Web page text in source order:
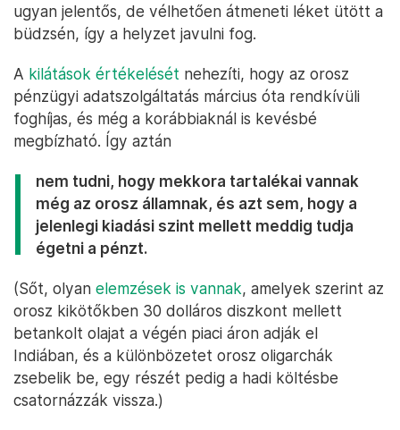
ugyan jelentős, de vélhetően átmeneti léket ütött a
büdzsén, így a helyzet javulni fog.
A kilátások értékelését nehezíti, hogy az orosz
pénzügyi adatszolgáltatás március óta rendkívüli
foghíjas, és még a korábbiaknál is kevésbé
megbízható. Így aztán
nem tudni, hogy mekkora tartalékai vannak
még az orosz államnak, és azt sem, hogy a
jelenlegi kiadási szint mellett meddig tudja
égetni a pénzt.
(Sőt, olyan elemzések is vannak, amelyek szerint az
orosz kikötőkben 30 dolláros diszkont mellett
betankolt olajat a végén piaci áron adják el
Indiában, és a különbözetet orosz oligarchák
zsebelik be, egy részét pedig a hadi költésbe
csatornázzák vissza.)